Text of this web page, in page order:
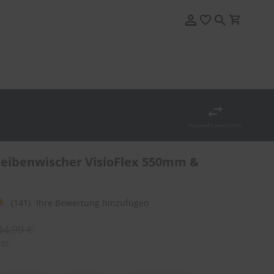
VisioFlex 550mm &
(141) Ihre Bewertung hinzufügen